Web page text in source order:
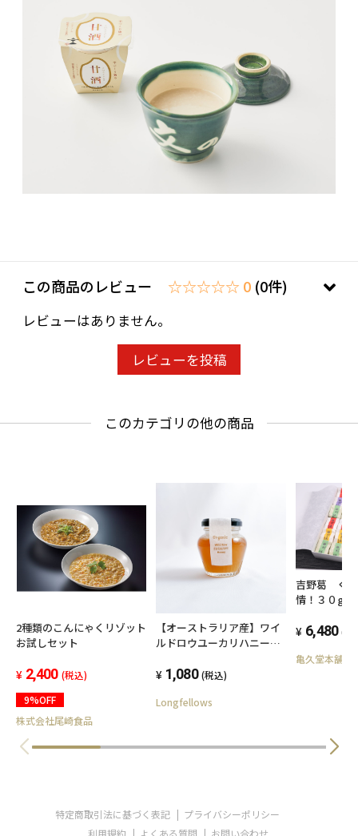
この商品のレビュー ☆☆☆☆☆ 0 (0件)
レビューはありません。
レビューを投稿
このカテゴリの他の商品
2種類のこんにゃくリゾット
お試しセット
2,400 (税込)
9%OFF
株式会社尾崎食品
【オーストラリア産】ワイ
ルドロウユーカリハニー
1,080 (税込)
Longfellows
吉野葛 く
情！３０g×
6,480 (税
亀久堂本舗オ
特定商取引法に基づく表記
プライバシーポリシー
利用規約
よくある質問 お問い合わせ